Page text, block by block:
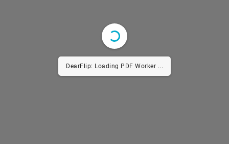
DearFlip: Loading PDF Worker ...